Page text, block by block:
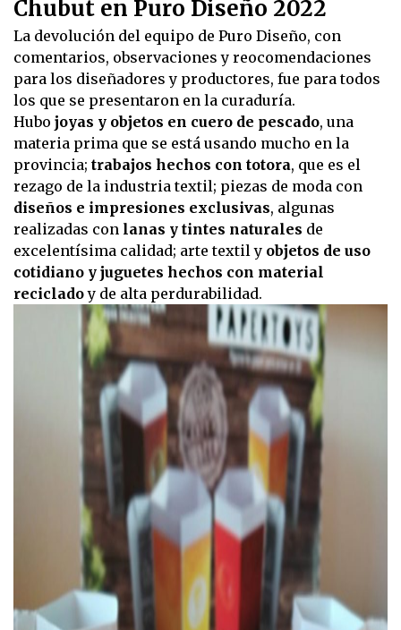
Chubut en Puro Diseño 2022
La devolución del equipo de Puro Diseño, con
comentarios, observaciones y reocomendaciones
para los diseñadores y productores, fue para todos
los que se presentaron en la curaduría.
Hubo joyas y objetos en cuero de pescado, una
materia prima que se está usando mucho en la
provincia; trabajos hechos con totora, que es el
rezago de la industria textil; piezas de moda con
diseños e impresiones exclusivas, algunas
realizadas con lanas y tintes naturales de
excelentísima calidad; arte textil y objetos de uso
cotidiano y juguetes hechos con material
recicladoy de alta perdurabilidad.